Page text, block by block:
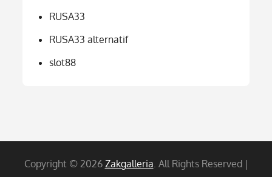
RUSA33
RUSA33 alternatif
slot88
Copyright © 2026 Zakgalleria. All Rights Reserved |